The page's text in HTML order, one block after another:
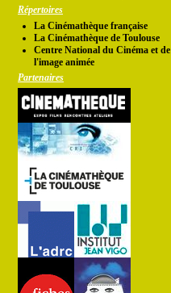
Répertoires
La Cinémathèque française
La Cinémathèque de Toulouse
Centre National du Cinéma et de
l'image animée
Partenaires